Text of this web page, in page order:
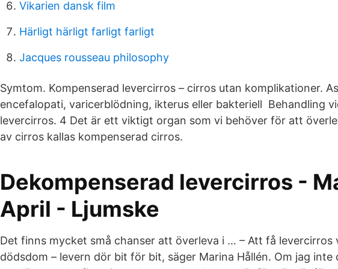
Vikarien dansk film
Härligt härligt farligt farligt
Jacques rousseau philosophy
Symtom. Kompenserad levercirros – cirros utan komplikationer.
encefalopati, varicerblödning, ikterus eller bakteriell Behandling
levercirros. 4 Det är ett viktigt organ som vi behöver för att
av cirros kallas kompenserad cirros.
Dekompenserad levercirros -
April - Ljumske
Det finns mycket små chanser att överleva i … – Att få levercirros
dödsdom – levern dör bit för bit, säger Marina Hållén. Om jag inte